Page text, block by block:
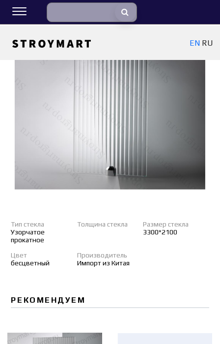
EN RU
Тип стекла
Узорчатое
прокатное
Толщина стекла
Размер стекла
3300*2100
Цвет
бесцветный
Производитель
Импорт из Китая
РЕКОМЕНДУЕМ